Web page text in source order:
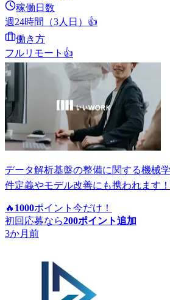
稼働日数
週24時間（3人日） 👍
働き方
フルリモート 👍
データ解析基盤の整備に関する機械
件定義やモデル改善にも携われます！
🔥 1000ポイント 今だけ！
初回応募なら200ポイント追加
3か月前